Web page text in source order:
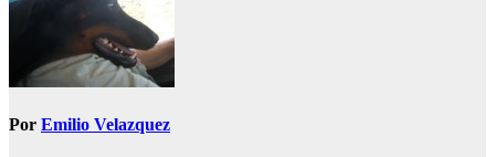
Por Emilio Velazquez